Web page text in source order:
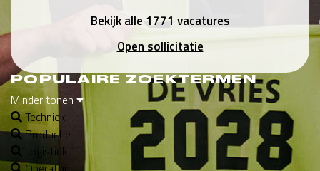
Bekijk alle 1771 vacatures
Open sollicitatie
POPULAIRE ZOEKTERMEN
Minder tonen
Techniek
Productie
Logistiek